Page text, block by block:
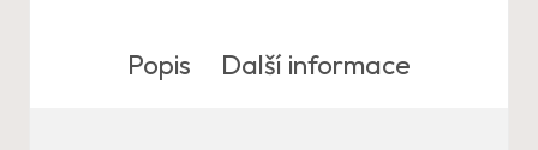
Popis Další informace